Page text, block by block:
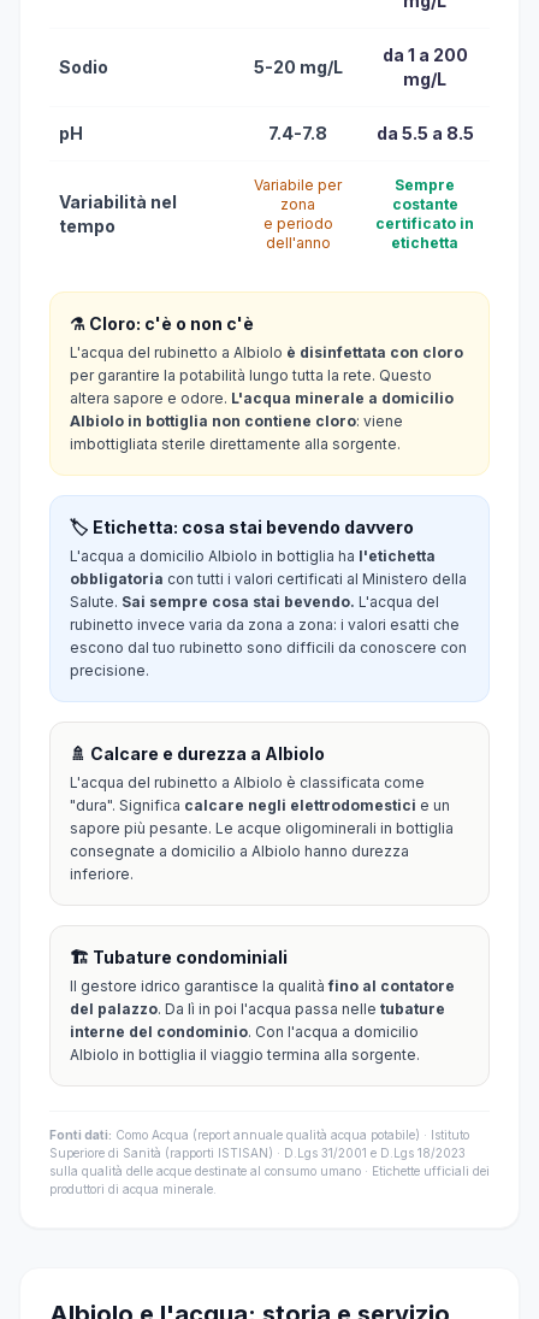
Sodio 5-20 mg/L
da 1 a 200
mg/L
pH 7.4-7.8 da 5.5 a 8.5
Variabilità nel
tempo
Variabile per
zona
e periodo
dell'anno
Sempre
costante
certificato in
etichetta
⚗️ Cloro: c'è o non c'è
L'acqua del rubinetto a Albiolo è disinfettata con cloro
per garantire la potabilità lungo tutta la rete. Questo
altera sapore e odore. L'acqua minerale a domicilio
Albiolo in bottiglia non contiene cloro: viene
imbottigliata sterile direttamente alla sorgente.
🏷️ Etichetta: cosa stai bevendo davvero
L'acqua a domicilio Albiolo in bottiglia ha l'etichetta
obbligatoria con tutti i valori certificati al Ministero della
Salute. Sai sempre cosa stai bevendo. L'acqua del
rubinetto invece varia da zona a zona: i valori esatti che
escono dal tuo rubinetto sono difficili da conoscere con
precisione.
🚿 Calcare e durezza a Albiolo
L'acqua del rubinetto a Albiolo è classificata come
"dura". Significa calcare negli elettrodomestici e un
sapore più pesante. Le acque oligominerali in bottiglia
consegnate a domicilio a Albiolo hanno durezza
inferiore.
🏗️ Tubature condominiali
Il gestore idrico garantisce la qualitàfino al contatore
del palazzo. Da lì in poi l'acqua passa nelle tubature
interne del condominio. Con l'acqua a domicilio
Albiolo in bottiglia il viaggio termina alla sorgente.
Fonti dati: Como Acqua (report annuale qualità acqua potabile) · Istituto
Superiore di Sanità (rapporti ISTISAN) · D.Lgs 31/2001 e D.Lgs 18/2023
sulla qualità delle acque destinate al consumo umano · Etichette ufficiali dei
produttori di acqua minerale.